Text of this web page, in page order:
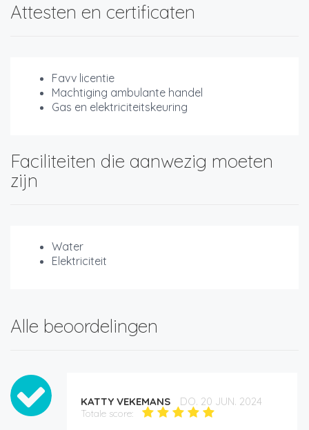
Attesten en certificaten
Favv licentie
Machtiging ambulante handel
Gas en elektriciteitskeuring
Faciliteiten die aanwezig moeten
zijn
Water
Elektriciteit
Alle beoordelingen
KATTY VEKEMANS DO. 20 JUN. 2024
Totale score: